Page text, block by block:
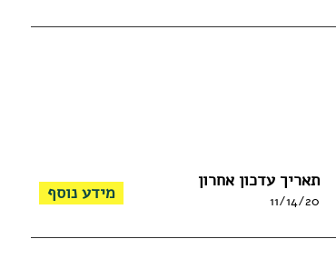
מידע נוסף
תאריך עדכון אחרון
11/14/20